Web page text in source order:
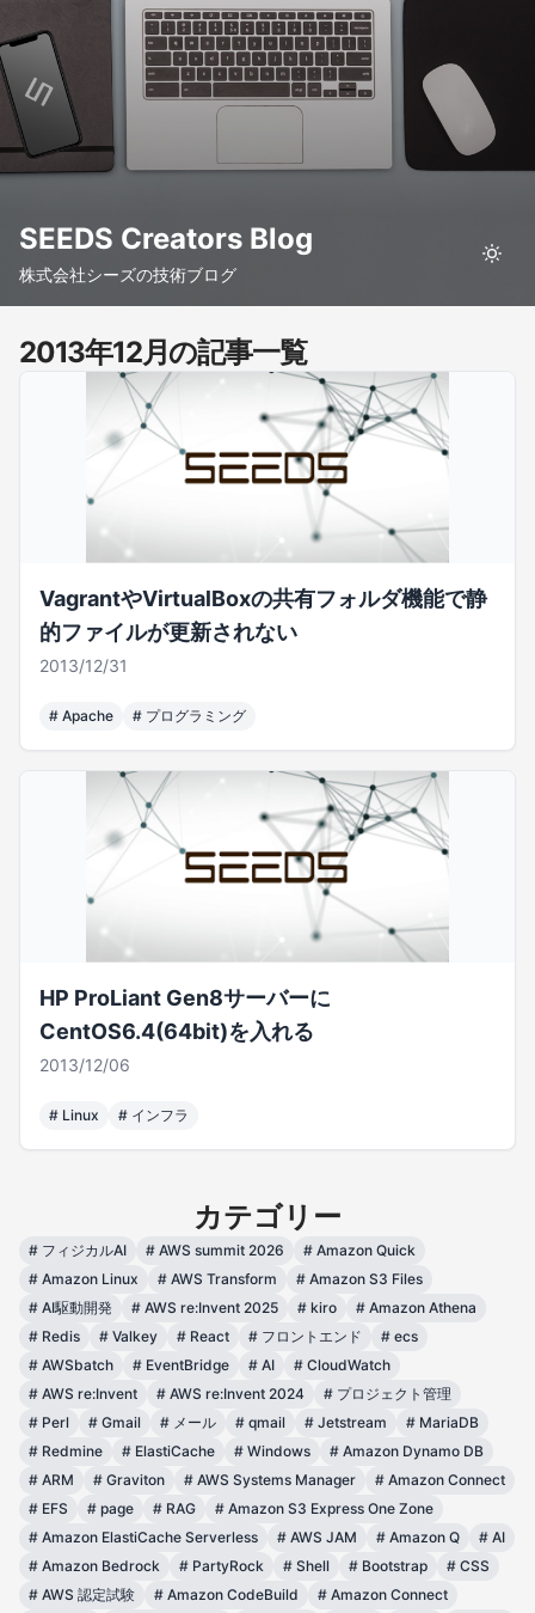
SEEDS Creators Blog
株式会社シーズの技術ブログ
2013年12月の記事一覧
VagrantやVirtualBoxの共有フォルダ機能で静
的ファイルが更新されない
2013/12/31
# Apache # プログラミング
HP ProLiant Gen8サーバーに
CentOS6.4(64bit)を入れる
2013/12/06
# Linux # インフラ
カテゴリー
# フィジカルAI # AWS summit 2026 # Amazon Quick
# Amazon Linux # AWS Transform # Amazon S3 Files
# AI駆動開発 # AWS re:Invent 2025 # kiro # Amazon Athena
# Redis # Valkey # React # フロントエンド # ecs
# AWSbatch # EventBridge # AI # CloudWatch
# AWS re:Invent # AWS re:Invent 2024 # プロジェクト管理
# Perl # Gmail # メール # qmail # Jetstream # MariaDB
# Redmine # ElastiCache # Windows # Amazon Dynamo DB
# ARM # Graviton # AWS Systems Manager # Amazon Connect
# EFS # page # RAG # Amazon S3 Express One Zone
# Amazon ElastiCache Serverless # AWS JAM # Amazon Q # AI
# Amazon Bedrock # PartyRock # Shell # Bootstrap # CSS
# AWS 認定試験 # Amazon CodeBuild # Amazon Connect